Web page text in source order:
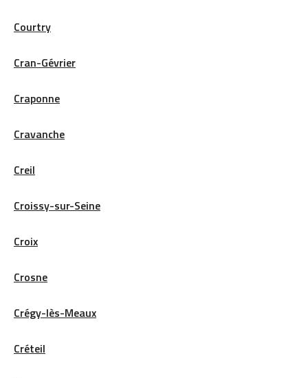
Courtry
Cran-Gévrier
Craponne
Cravanche
Creil
Croissy-sur-Seine
Croix
Crosne
Crégy-lès-Meaux
Créteil